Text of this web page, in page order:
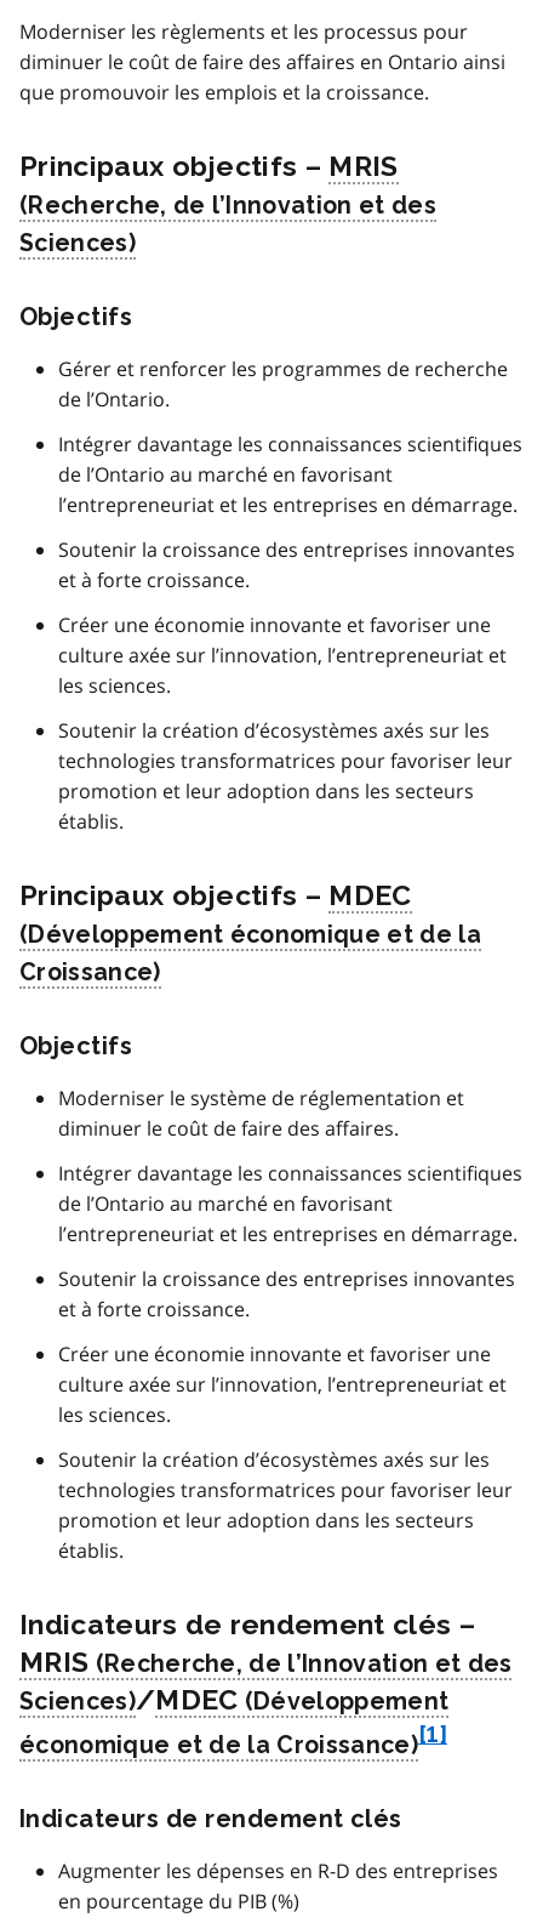
Moderniser les règlements et les processus pour
diminuer le coût de faire des affaires en Ontario ainsi
que promouvoir les emplois et la croissance.
Principaux objectifs – MRIS
Objectifs
Gérer et renforcer les programmes de recherche
de l’Ontario.
Intégrer davantage les connaissances scientifiques
de l’Ontario au marché en favorisant
l’entrepreneuriat et les entreprises en démarrage.
Soutenir la croissance des entreprises innovantes
et à forte croissance.
Créer une économie innovante et favoriser une
culture axée sur l’innovation, l’entrepreneuriat et
les sciences.
Soutenir la création d’écosystèmes axés sur les
technologies transformatrices pour favoriser leur
promotion et leur adoption dans les secteurs
établis.
Principaux objectifs – MDEC
Objectifs
Moderniser le système de réglementation et
diminuer le coût de faire des affaires.
Intégrer davantage les connaissances scientifiques
de l’Ontario au marché en favorisant
l’entrepreneuriat et les entreprises en démarrage.
Soutenir la croissance des entreprises innovantes
et à forte croissance.
Créer une économie innovante et favoriser une
culture axée sur l’innovation, l’entrepreneuriat et
les sciences.
Soutenir la création d’écosystèmes axés sur les
technologies transformatrices pour favoriser leur
promotion et leur adoption dans les secteurs
établis.
Indicateurs de rendement clés –
MRIS
/MDEC
f
o
n
[1]
Indicateurs de rendement clés
Augmenter les dépenses en R-D des entreprises
en pourcentage du PIB (%)